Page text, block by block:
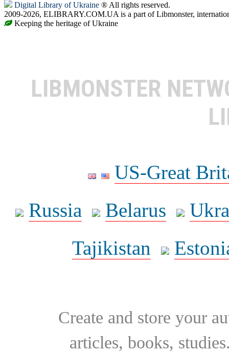
Digital Library of Ukraine ® All rights reserved.
2009-2026, ELIBRARY.COM.UA is a part of Libmonster,
Keeping the heritage of Ukraine
LIBMONSTER
US-Great
Russia
Belarus
Tajikistan
Create and store your
articles, books,